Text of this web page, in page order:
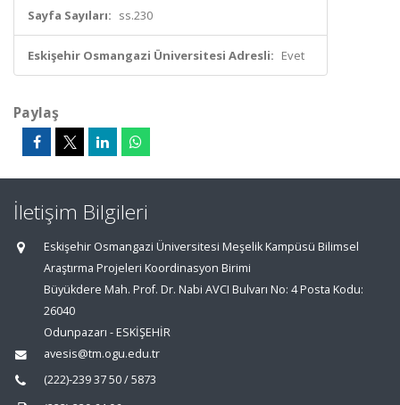
Sayfa Sayıları: ss.230
Eskişehir Osmangazi Üniversitesi Adresli: Evet
Paylaş
İletişim Bilgileri
Eskişehir Osmangazi Üniversitesi Meşelik Kampüsü Bilimsel
Araştırma Projeleri Koordinasyon Birimi
Büyükdere Mah. Prof. Dr. Nabi AVCI Bulvarı No: 4 Posta Kodu:
26040
Odunpazarı - ESKİŞEHİR
avesis@tm.ogu.edu.tr
(222)-239 37 50 / 5873